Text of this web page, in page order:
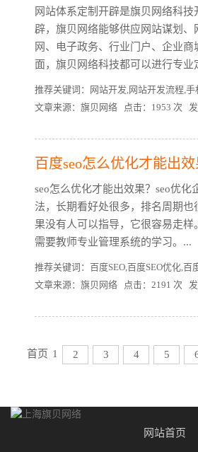
网站体系定制开辟是旗贝网络科
辟，旗贝网络能够供应网站谋划
网、电子政务、行业门户、企业
面，旗贝网络科技都可以进行专业
推荐关键词：网站开发,网站开发流程,
文章来源：旗贝网络 点击：1953 次 发
百度seo怎么优化才能出效
seo怎么优化才能出效果？seo优
法，长期看好处很多，排名周期
果没有人可以指导，它很容易走
需要教师专业管理系统的学习。...
推荐关键词：百度SEO,百度SEO优化,百
文章来源：旗贝网络 点击：2191 次 发
首页 1 2 3 4 5
网站首页